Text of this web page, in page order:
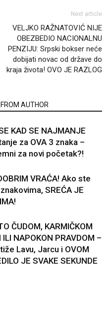
Next article
VELJKO RAŽNATOVIĆ NIJE
OBEZBEDIO NACIONALNU
PENZIJU: Srpski bokser neće
dobijati novac od države do
kraja života! OVO JE RAZLOG
AUTHOR
KAD SE NAJMANJE
za OVA 3 znaka –
za novi početak?!
VRAĆA! Ako ste
SREĆA JE
ČUDOM, KARMIČKOM
ILI NAPOKON PRAVDOM –
Lavu, Jarcu i OVOM
JE SVAKE SEKUNDE